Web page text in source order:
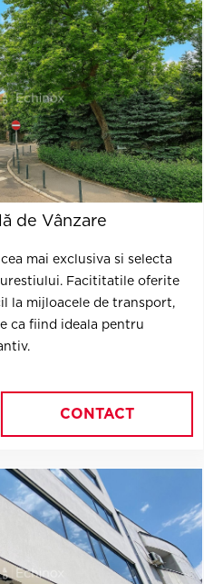
de Vânzare
mai exclusiva si selecta
Facititatile oferite
la mijloacele de transport,
ca fiind ideala pentru
CONTACT